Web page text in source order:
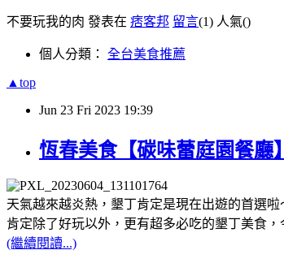
不要玩我的肉 發表在 痞客邦 留言(1) 人氣()
個人分類： 全台美食推薦
▲top
Jun 23 Fri 2023 19:39
恆春美食【碳味蕾庭園餐廳
天氣越來越炎熱，墾丁肯定是現在出遊的首選啦
肯定除了好玩以外，更有超多必吃的墾丁美食
(繼續閱讀...)